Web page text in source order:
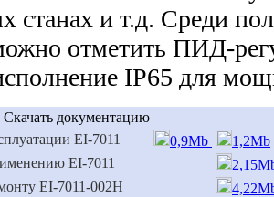
станах и т.д. Среди
отметить ПИД-
IP65 для
Скачать документацию
ЕI-7011
0,9Mb
1,2Mb
ЕI-7011
ЕI-7011-002Н